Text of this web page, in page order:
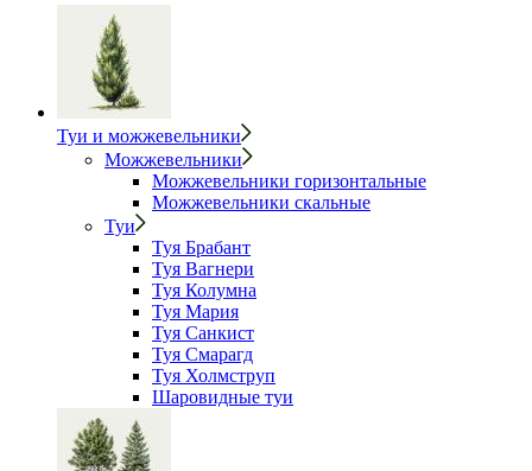
Туи и можжевельники
Можжевельники
Можжевельники горизонтальные
Можжевельники скальные
Туи
Туя Брабант
Туя Вагнери
Туя Колумна
Туя Мария
Туя Санкист
Туя Смарагд
Туя Холмструп
Шаровидные туи